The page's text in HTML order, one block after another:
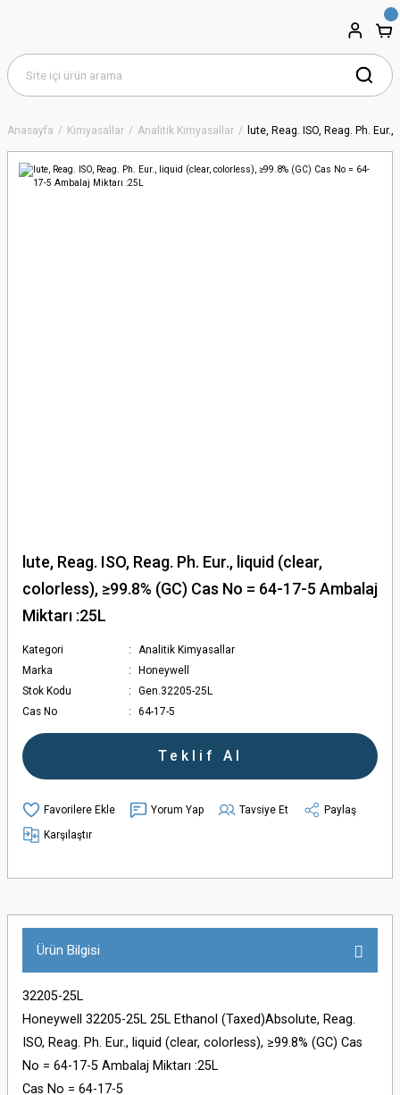
Anasayfa Kimyasallar Analitik Kimyasallar lute, Reag. ISO, Reag. Ph.
lute, Reag. ISO, Reag. Ph. Eur., liquid (clear,
colorless), ≥99.8% (GC) Cas No = 64-17-5 Ambalaj
Miktarı :25L
Kategori
Analitik Kimyasallar
Marka
Honeywell
Stok Kodu
Gen.32205-25L
Cas No
64-17-5
Teklif Al
Yorum Yap Tavsiye Et
Paylaş
Karşılaştır
Ürün Bilgisi
32205-25L
Honeywell 32205-25L 25L Ethanol (Taxed)Absolute, Reag.
ISO, Reag. Ph. Eur., liquid (clear, colorless), ≥99.8% (GC) Cas
No = 64-17-5 Ambalaj Miktarı :25L
Cas No = 64-17-5